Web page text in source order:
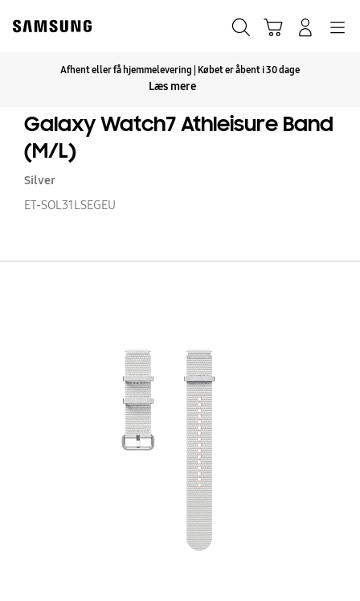
content
Afhent eller få hjemmelevering | Købet er åbent i 30 dage
Læs mere
Galaxy Watch7 Athleisure Band
(M/L)
Silver
ET-SOL31LSEGEU